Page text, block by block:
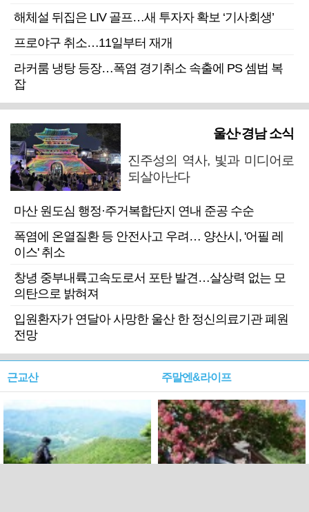
해체설 뒤집은 LIV 골프…새 투자자 확보 ‘기사회생’
프로야구 취소…11일부터 재개
라커룸 냉탕 등장…폭염 경기취소 속출에 PS 셈법 복
잡
울산·경남 소식
진주성의 역사, 빛과 미디어로
되살아난다
마산 원도심 행정·주거복합단지 연내 준공 수순
폭염에 온열질환 등 안전사고 우려… 양산시, '어필 레
이스' 취소
창녕 중부내륙고속도로서 포탄 발견…살상력 없는 모
의탄으로 밝혀져
입원환자가 연달아 사망한 울산 한 정신의료기관 폐원
전망
근교산 주말엔&라이프